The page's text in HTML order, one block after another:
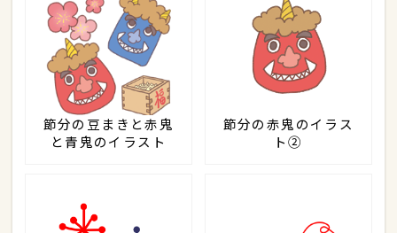
節分の豆まきと赤鬼
と青鬼のイラスト
節分の赤鬼のイラス
ト②